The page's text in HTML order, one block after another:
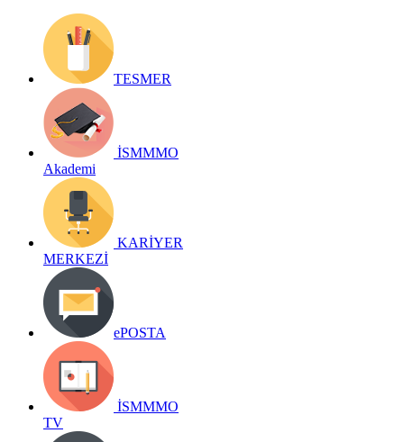
TESMER
İSMMMO
Akademi
KARİYER
MERKEZİ
ePOSTA
İSMMMO
TV